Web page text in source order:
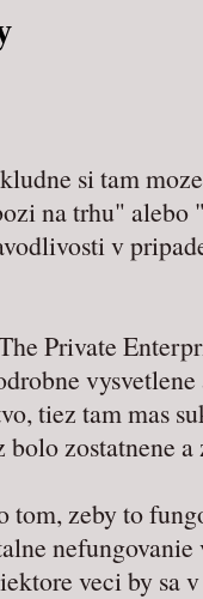
si tam
na trhu" alebo
v
Private
tiez tam mas
bolo zostatnene
tom, zeby to
veci by sa